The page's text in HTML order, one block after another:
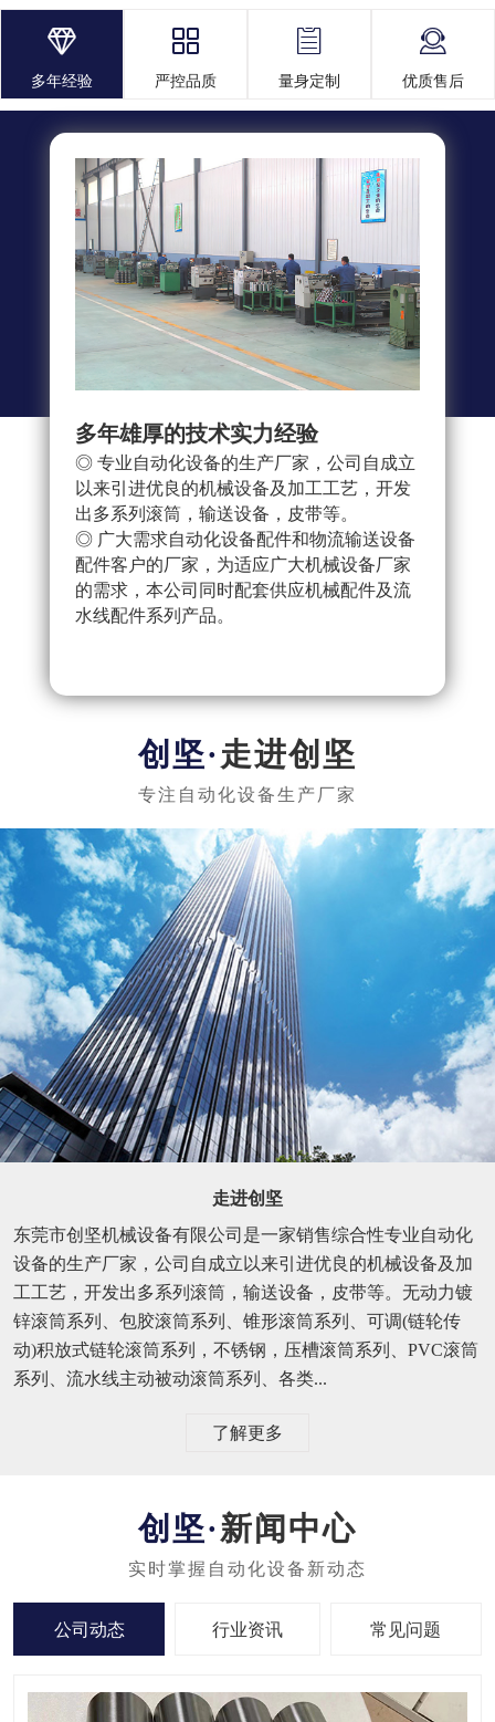

多年经验

严控品质

量身定制

优质售后
多年雄厚的技术实力经验
◎ 专业自动化设备的生产厂家，公司自成立
以来引进优良的机械设备及加工工艺，开发
出多系列滚筒，输送设备，皮带等。
◎ 广大需求自动化设备配件和物流输送设备
配件客户的厂家，为适应广大机械设备厂家
的需求，本公司同时配套供应机械配件及流
水线配件系列产品。
走进创坚
走进创坚
东莞市创坚机械设备有限公司是一家销售综合性专业自动化
设备的生产厂家，公司自成立以来引进优良的机械设备及加
工工艺，开发出多系列滚筒，输送设备，皮带等。无动力镀
锌滚筒系列、包胶滚筒系列、锥形滚筒系列、可调(链轮传
动)积放式链轮滚筒系列，不锈钢，压槽滚筒系列、PVC滚筒
系列、流水线主动被动滚筒系列、各类...
了解更多
新闻中心
公司动态 行业资讯 常见问题